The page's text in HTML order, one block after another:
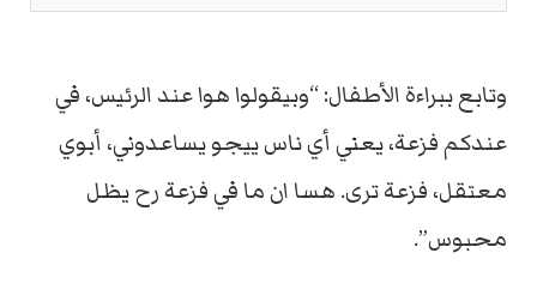
وتابع ببراءة الأطفال: “وبيقولوا هوا عند الرئيس، في
عندكم فزعة، يعني أي ناس ييجو يساعدوني، أبوي
معتقل، فزعة ترى. هسا ان ما في فزعة رح يظل
محبوس”.